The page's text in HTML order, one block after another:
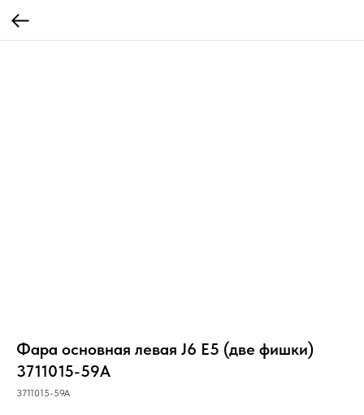
Фара основная левая J6 Е5 (две фишки)
3711015-59A
3711015-59A